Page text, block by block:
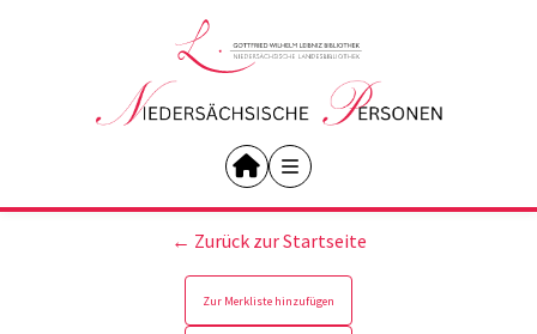
← Zurück zur Startseite
Zur Merkliste hinzufügen